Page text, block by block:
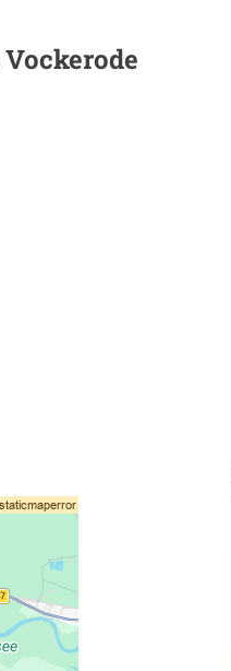
Vockerode